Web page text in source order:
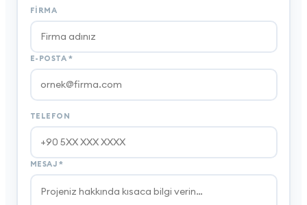
FIRMA
E-POSTA *
TELEFON
MESAJ *